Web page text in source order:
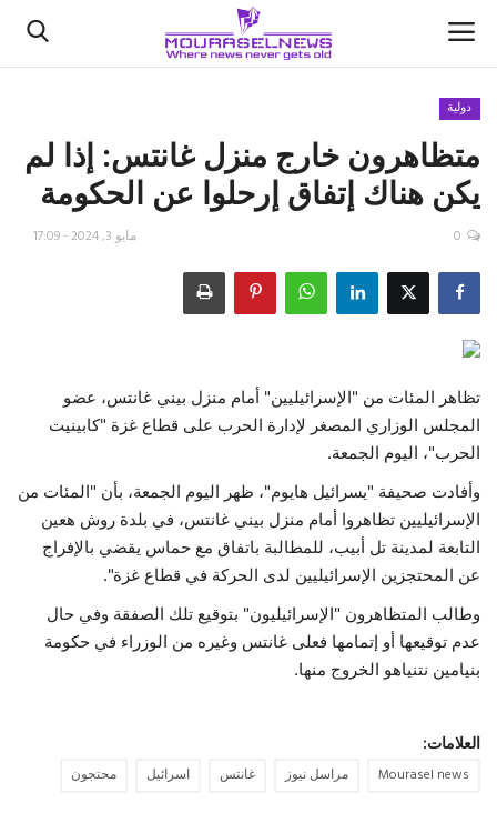
الأخبار
كتّابنا
اقتصاد
رياضة
فيديو
حياة
دولية
متظاهرون خارج منزل غانتس: إذا لم
يكن هناك إتفاق إرحلوا عن الحكومة
مايو 3, 2024 - 17:09 0
تظاهر المئات من "الإسرائيليين" أمام منزل بيني غانتس، عضو
المجلس الوزاري المصغر لإدارة الحرب على قطاع غزة "كابينيت
الحرب"، اليوم الجمعة.
وأفادت صحيفة "يسرائيل هايوم"، ظهر اليوم الجمعة، بأن "المئات من
الإسرائيليين تظاهروا أمام منزل بيني غانتس، في بلدة روش هعين
التابعة لمدينة تل أبيب، للمطالبة باتفاق مع حماس يقضي بالإفراج
عن المحتجزين الإسرائيليين لدى الحركة في قطاع غزة".
وطالب المتظاهرون "الإسرائيليون" بتوقيع تلك الصفقة وفي حال
عدم توقيعها أو إتمامها فعلى غانتس وغيره من الوزراء في حكومة
بنيامين نتنياهو الخروج منها.
العلامات:
Mourasel news مراسل نيوز غانتس اسرائيل محتجون